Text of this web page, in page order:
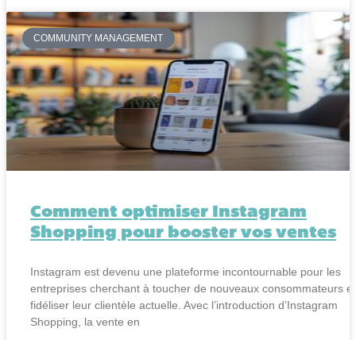
COMMUNITY MANAGEMENT
Comment optimiser Instagram
Shopping pour booster vos ventes
Instagram est devenu une plateforme incontournable pour les
entreprises cherchant à toucher de nouveaux consommateurs et
fidéliser leur clientèle actuelle. Avec l’introduction d’Instagram
Shopping, la vente en